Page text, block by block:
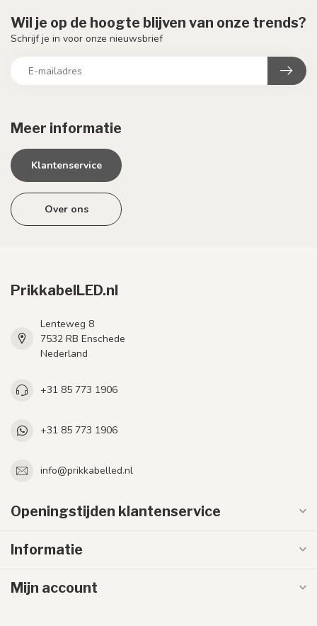
Meer informatie
Klantenservice
Over ons
Wil je op de hoogte blijven van onze trends?
Schrijf je in voor onze nieuwsbrief
PrikkabelLED.nl
Lenteweg 8
7532 RB Enschede
Nederland
+31 85 773 1906
+31 85 773 1906
info@prikkabelled.nl
Openingstijden klantenservice
Informatie
Mijn account